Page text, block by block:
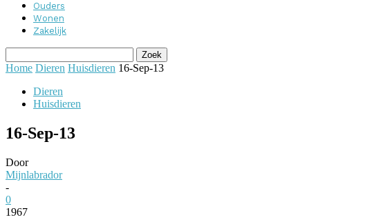
Ouders
Wonen
Zakelijk
Home Dieren Huisdieren 16-Sep-13
Dieren
Huisdieren
16-Sep-13
Door
Mijnlabrador
-
0
1967